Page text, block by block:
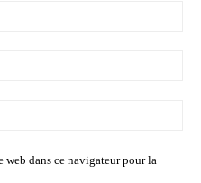
dans ce navigateur pour la